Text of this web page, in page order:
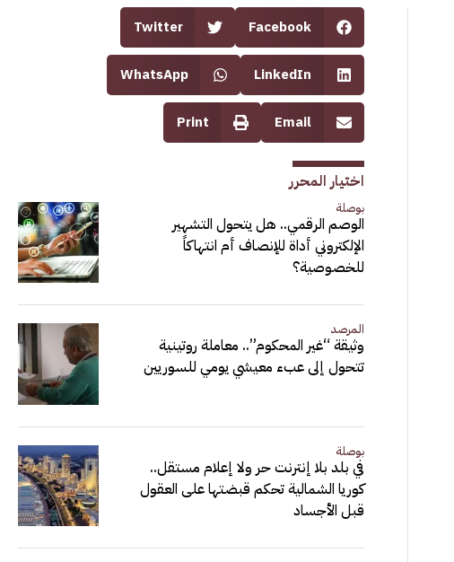
Facebook
Twitter
LinkedIn
WhatsApp
Email
Print
اختيار المحرر
بوصلة
الوصم الرقمي.. هل يتحول التشهير
الإلكتروني أداة للإنصاف أم انتهاكاً
للخصوصية؟
المرصد
وثيقة “غير المحكوم”.. معاملة روتينية
تتحول إلى عبء معيشي يومي للسوريين
بوصلة
في بلد بلا إنترنت حر ولا إعلام مستقل..
كوريا الشمالية تحكم قبضتها على العقول
قبل الأجساد